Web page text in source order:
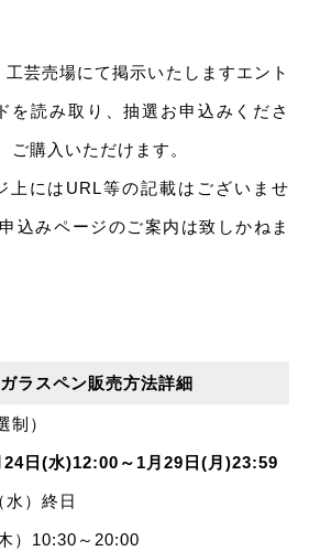
芸売場にて掲示いたしますエント
を読み取り、抽選お申込みくださ
ご購入いただけます。
上にはURL等の記載はございませ
込みページのご案内は致しかねま
ラスペン販売方法詳細
）
24日(水)12:00～1月29日(月)23:59
水）終日
）10:30～20:00